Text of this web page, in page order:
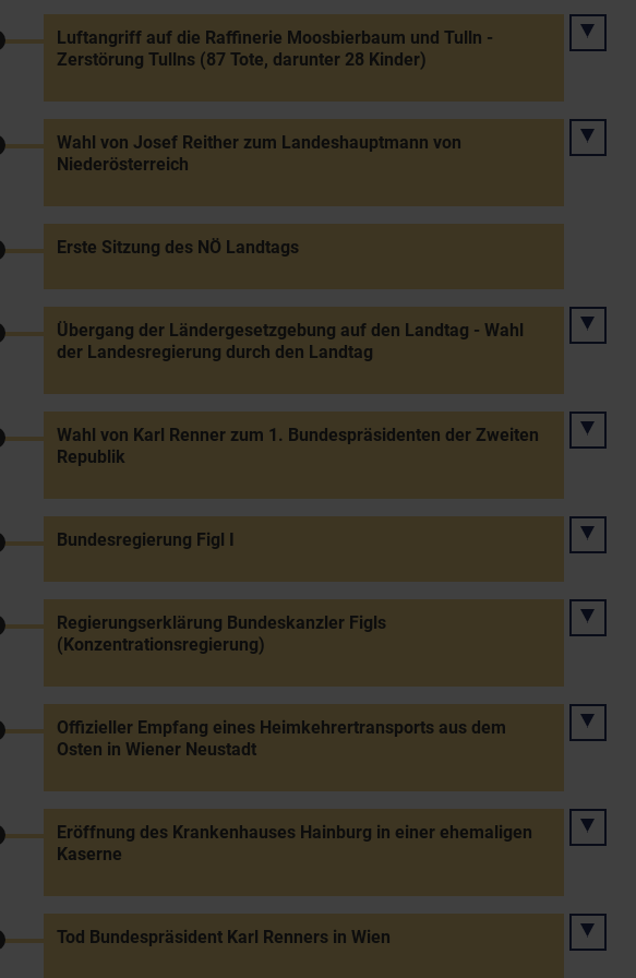
Luftangriff auf die Raffinerie Moosbierbaum und Tulln -
Zerstörung Tullns (87 Tote, darunter 28 Kinder)
Wahl von Josef Reither zum Landeshauptmann von
Niederösterreich
Erste Sitzung des NÖ Landtags
Übergang der Ländergesetzgebung auf den Landtag - Wahl
der Landesregierung durch den Landtag
Wahl von Karl Renner zum 1. Bundespräsidenten der Zweiten
Republik
Bundesregierung Figl I
Regierungserklärung Bundeskanzler Figls
(Konzentrationsregierung)
Offizieller Empfang eines Heimkehrertransports aus dem
Osten in Wiener Neustadt
Eröffnung des Krankenhauses Hainburg in einer ehemaligen
Kaserne
Tod Bundespräsident Karl Renners in Wien